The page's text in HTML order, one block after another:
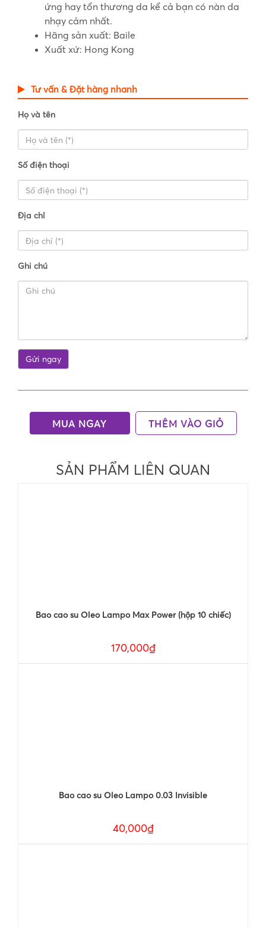
ứng hay tổn thương da kể cả bạn có nàn da
nhạy cảm nhất.
Hãng sản xuất: Baile
Xuất xứ: Hong Kong
Tư vấn & Đặt hàng nhanh
Họ và tên
Số điện thoại
Địa chỉ
Ghi chú
MUA NGAY THÊM VÀO GIỎ
SẢN PHẨM LIÊN QUAN
Bao cao su Oleo Lampo Max Power (hộp 10 chiếc)
170,000₫
Bao cao su Oleo Lampo 0.03 Invisible
40,000₫